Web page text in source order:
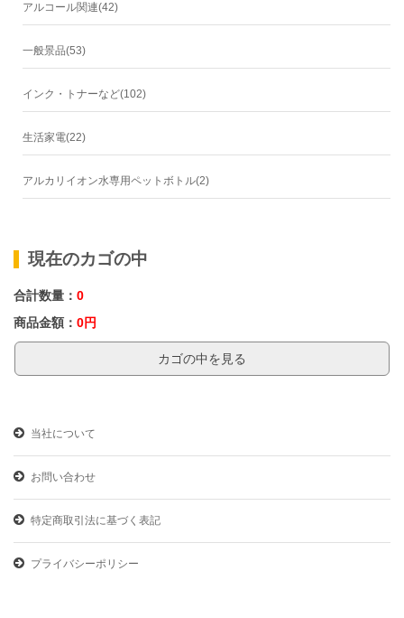
アルコール関連(42)
一般景品(53)
インク・トナーなど(102)
生活家電(22)
アルカリイオン水専用ペットボトル(2)
現在のカゴの中
合計数量： 0
商品金額： 0円
カゴの中を見る
当社について
お問い合わせ
特定商取引法に基づく表記
プライバシーポリシー